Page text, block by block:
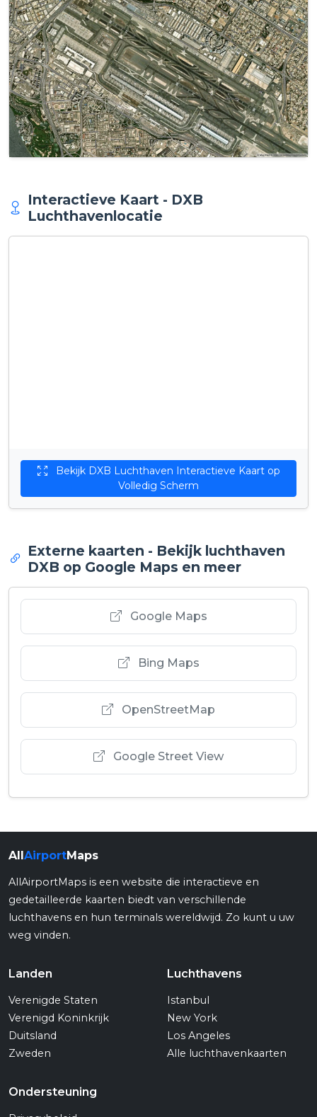
Interactieve Kaart - DXB
Luchthavenlocatie
Volledig Scherm
Externe kaarten - Bekijk luchthaven
DXB op Google Maps en meer
Google Maps
Bing Maps
OpenStreetMap
Google Street View
All AirportMaps
AllAirportMaps is een website die interactieve en
gedetailleerde kaarten biedt van verschillende
luchthavens en hun terminals wereldwijd. Zo kunt u uw
weg vinden.
Landen
Verenigde Staten
Verenigd Koninkrijk
Duitsland
Zweden
Luchthavens
Istanbul
New York
Los Angeles
Alle luchthavenkaarten
Ondersteuning